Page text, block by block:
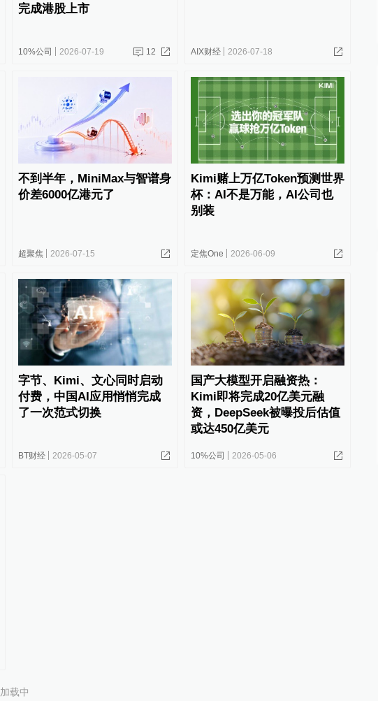
完成港股上市
10%公司 2026-07-19 12 AIX财经 2026-07-18
不到半年，MiniMax与智谱身
价差6000亿港元了
超聚焦 2026-07-15
Kimi赌上万亿Token预测世界
杯：AI不是万能，AI公司也
别装
定焦One 2026-06-09
字节、Kimi、文心同时启动
付费，中国AI应用悄悄完成
了一次范式切换
BT财经 2026-05-07
国产大模型开启融资热：
Kimi即将完成20亿美元融
资，DeepSeek被曝投后估值
或达450亿美元
10%公司 2026-05-06
加载中